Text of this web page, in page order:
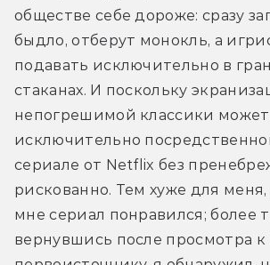
обществе себе дороже: сразу
быдло, отберут монокль, а
подавать исключительно в
стаканах. И поскольку
непогрешимой классики
исключительно
сериале от Netflix без
рискованно. Тем хуже для
мне сериал понравился; более
вернувшись после просмотра к